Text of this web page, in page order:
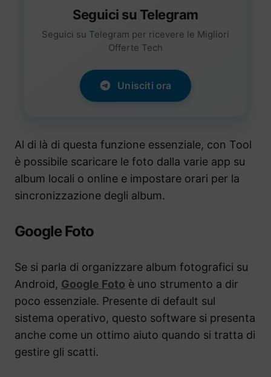
Seguici su Telegram
Seguici su Telegram per ricevere le Migliori
Offerte Tech
Unisciti ora
Al di là di questa funzione essenziale, con Tool
è possibile scaricare le foto dalla varie app su
album locali o online e impostare orari per la
sincronizzazione degli album.
Google Foto
Se si parla di organizzare album fotografici su
Android, Google Foto è uno strumento a dir
poco essenziale. Presente di default sul
sistema operativo, questo software si presenta
anche come un ottimo aiuto quando si tratta di
gestire gli scatti.